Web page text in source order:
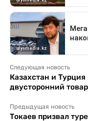
Следующая новость
Казахстан и
двусторонний
Предыдущая новость
Токаев призвал